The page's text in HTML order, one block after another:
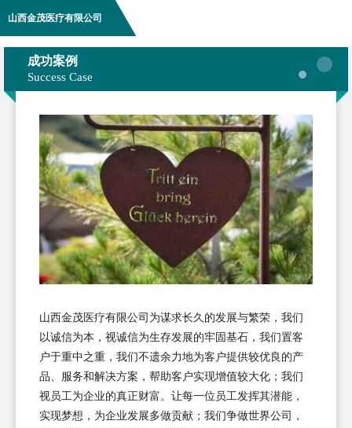
山西金茂医疗有限公司
成功案例
Success Case
山西金茂医疗有限公司为谋求长久的发展与繁荣，我们
以诚信为本，视诚信为生存发展的牢固基石，我们置客
户于重中之重，我们不遗余力地为客户提供较优良的产
品、服务和解决方案，帮助客户实现增值较大化；我们
视员工为企业的真正财富。让每一位员工发挥其潜能，
实现梦想，为企业发展多做贡献；我们争做世界公司，